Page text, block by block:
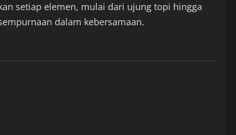
setiap elemen, mulai dari ujung topi hingga
dalam kebersamaan.